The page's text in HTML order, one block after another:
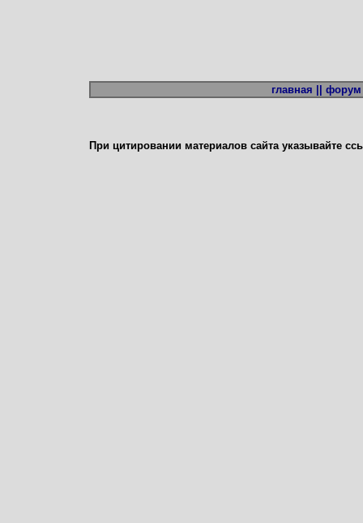
главная || форум
При цитировании материалов сайта указывайте